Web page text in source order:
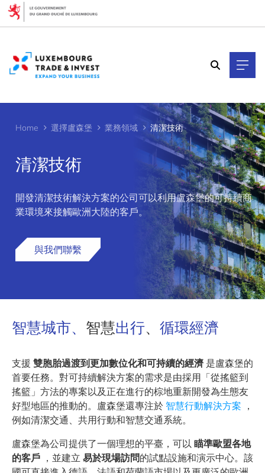
Home 選擇盧森堡 業務領域 清潔技術
清潔技術
開發清潔技術解決方案的公司可以利用盧森堡的可持續商
業環境來接觸歐洲大陸的客戶。
與我們聯繫
智慧城市、 智慧出行、 循環經濟
支援 雙胞胎過渡到更加數位化和可持續的經濟是盧森堡的
首要任務。對可持續解決方案的需求是由採用「從搖籃到
搖籃」方法的專案以及正在進行的棕地重新開發為生態友
好型地區的推動的。盧森堡還專注於 智慧行動解決方案 ，
例如清潔交通、共用行動和智慧交通系統。
盧森堡為公司提供了一個理想的平臺，可以 瞄準歐盟各地
的客戶 ，並建立 易於現場訪問的試點設施和演示中心。該
Cookies management panel